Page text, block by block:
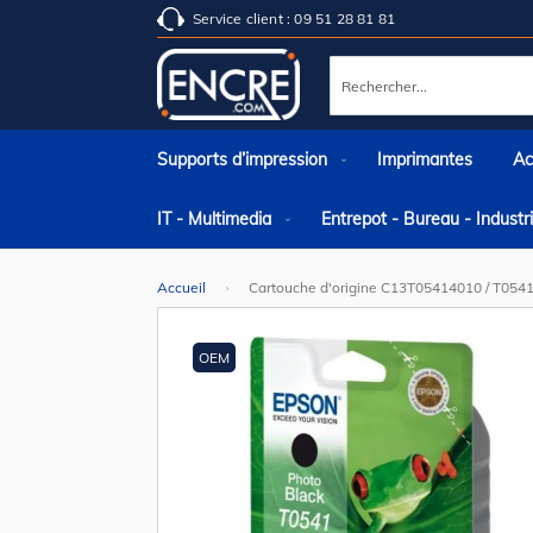
Service client : 09 51 28 81 81
Rechercher
Supports d’impression Imprimantes
IT - Multimedia Entrepot - Bureau -
Accueil
Cartouche d'origine C13T05414010 /
OEM